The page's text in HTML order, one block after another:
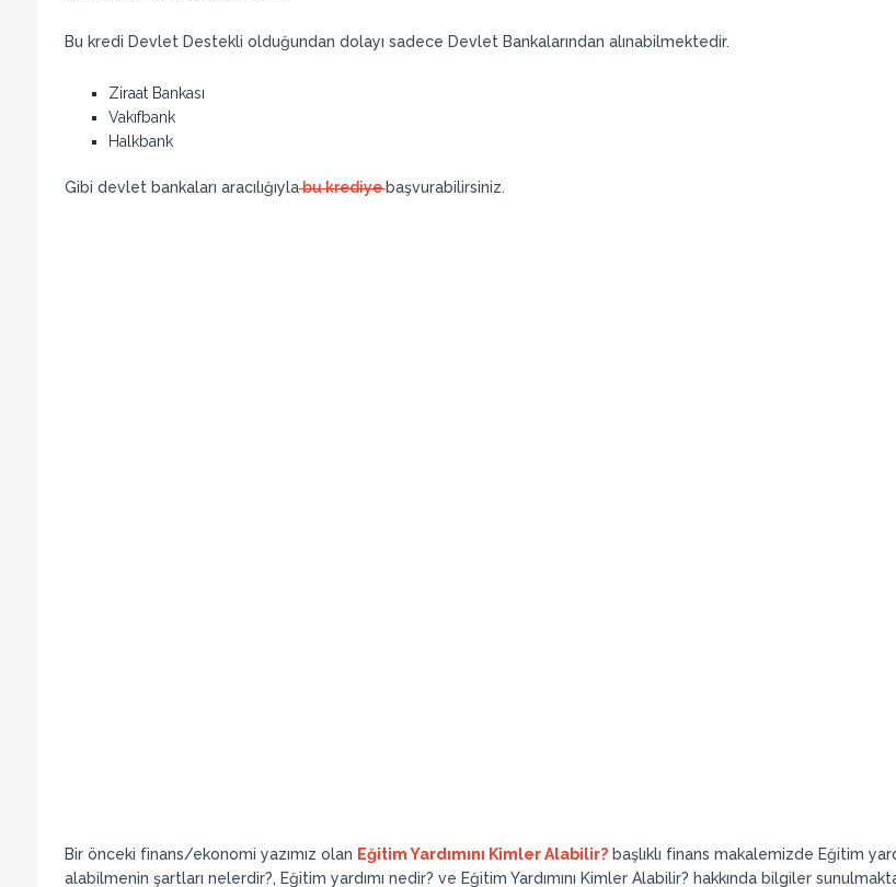
Bu kredi Devlet Destekli olduğundan dolayı sadece Devlet Bankalarından alınabilmektedir.
Ziraat Bankası
Vakıfbank
Halkbank
Gibi devlet bankaları aracılığıylabu krediyebaşvurabilirsiniz.
Bir önceki finans/ekonomi yazımız olan Eğitim Yardımını Kimler Alabilir?başlıklı finans makalemizde Eğitim
alabilmenin şartları nelerdir?, Eğitim yardımı nedir? ve Eğitim Yardımını Kimler Alabilir? hakkında bilgiler